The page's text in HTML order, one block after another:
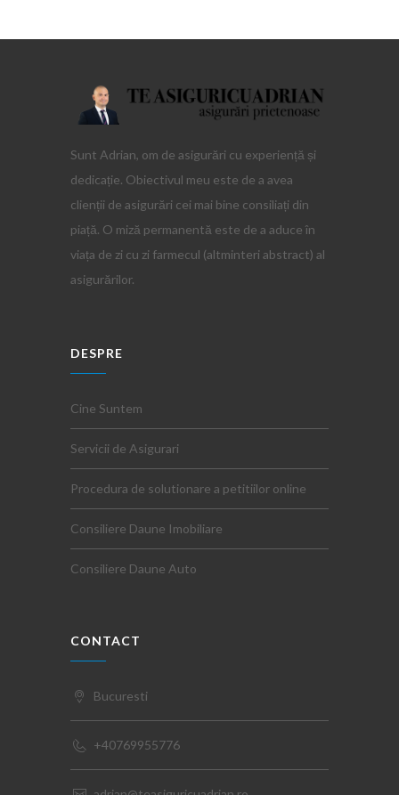
Sunt Adrian, om de asigurări cu experiență și
dedicație. Obiectivul meu este de a avea
clienții de asigurări cei mai bine consiliați din
piață. O miză permanentă este de a aduce în
viața de zi cu zi farmecul (altminteri abstract) al
asigurărilor.
DESPRE
Cine Suntem
Servicii de Asigurari
Procedura de solutionare a petitiilor online
Consiliere Daune Imobiliare
Consiliere Daune Auto
CONTACT
Bucuresti
+40769955776